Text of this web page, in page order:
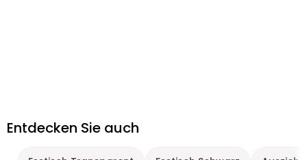
Entdecken Sie auch